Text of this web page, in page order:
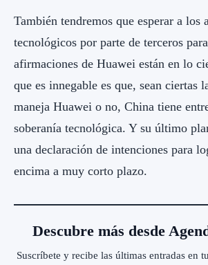
También tendremos que esperar a los
tecnológicos por parte de terceros
afirmaciones de Huawei están en lo
que es innegable es que, sean ciertas
maneja Huawei o no, China tiene
soberanía tecnológica. Y su último
una declaración de intenciones para
encima a muy corto plazo.
Descubre más desde
Suscríbete y recibe las últimas entradas en